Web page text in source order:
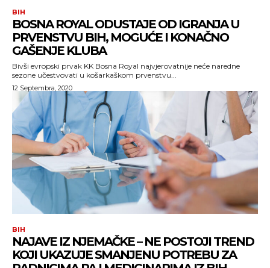
BIH
BOSNA ROYAL ODUSTAJE OD IGRANJA U
PRVENSTVU BIH, MOGUĆE I KONAČNO
GAŠENJE KLUBA
Bivši evropski prvak KK Bosna Royal najvjerovatnije neće naredne
sezone učestvovati u košarkaškom prvenstvu...
12 Septembra, 2020
BIH
NAJAVE IZ NJEMAČKE – NE POSTOJI TREND
KOJI UKAZUJE SMANJENU POTREBU ZA